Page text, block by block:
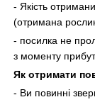
- Якість
(отримана
- посилка не
з моменту
Як отримати
- Ви повинні